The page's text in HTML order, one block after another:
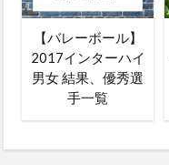
【バレーボール】
2017インターハイ
男女 結果、優秀選
手一覧